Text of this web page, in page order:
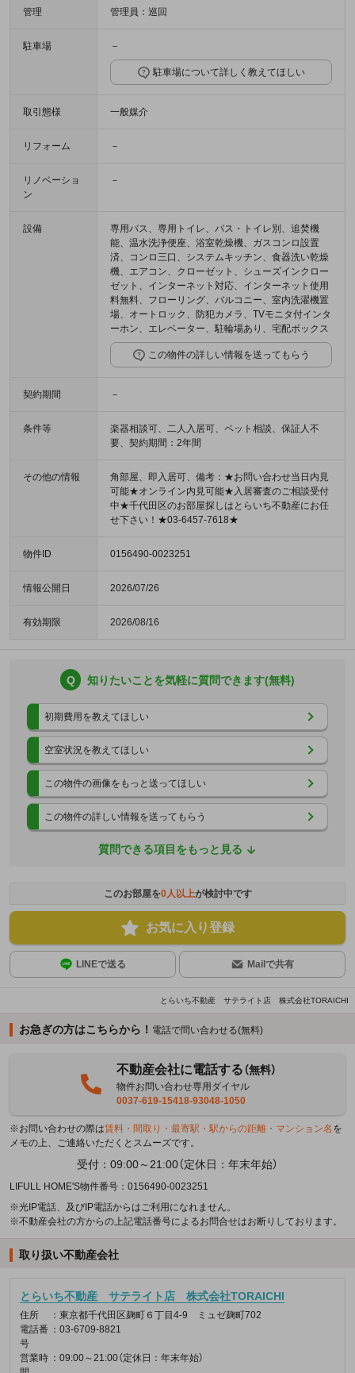
管理 管理員：巡回
駐車場 －
駐車場について詳しく教えてほしい
取引態様 一般媒介
リフォーム －
リノベーショ
ン
－
設備
専用バス、専用トイレ、バス・トイレ別、追焚機
能、温水洗浄便座、浴室乾燥機、ガスコンロ設置
済、コンロ三口、システムキッチン、食器洗い乾燥
機、エアコン、クローゼット、シューズインクロー
ゼット、インターネット対応、インターネット使用
料無料、フローリング、バルコニー、室内洗濯機置
場、オートロック、防犯カメラ、TVモニタ付インタ
ーホン、エレベーター、駐輪場あり、宅配ボックス
この物件の詳しい情報を送ってもらう
契約期間 －
条件等
楽器相談可、二人入居可、ペット相談、保証人不
要、契約期間：2年間
その他の情報
角部屋、即入居可、備考：★お問い合わせ当日内見
可能★オンライン内見可能★入居審査のご相談受付
中★千代田区のお部屋探しはとらいち不動産にお任
せ下さい！★03-6457-7618★
物件ID 0156490-0023251
情報公開日 2026/07/26
有効期限 2026/08/16
Q 知りたいことを気軽に質問できます(無料)
初期費用を教えてほしい
空室状況を教えてほしい
この物件の画像をもっと送ってほしい
この物件の詳しい情報を送ってもらう
質問できる項目をもっと見る
このお部屋を0人以上が検討中です
お気に入り登録
LINEで送る Mailで共有
とらいち不動産 サテライト店 株式会社TORAICHI
お急ぎの方はこちらから！ 電話で問い合わせる(無料)
不動産会社に電話する（無料）
物件お問い合わせ専用ダイヤル
0037-619-15418-93048-1050
※お問い合わせの際は賃料・間取り・最寄駅・駅からの距離・マンション名 を
メモの上、ご連絡いただくとスムーズです。
受付：09:00～21:00（定休日：年末年始）
LIFULL HOME'S物件番号：0156490-0023251
※光IP電話、及びIP電話からはご利用になれません。
※不動産会社の方からの上記電話番号によるお問合せはお断りしております。
取り扱い不動産会社
とらいち不動産 サテライト店 株式会社TORAICHI
住所
：東京都千代田区麹町６丁目4-9 ミュゼ麹町702
電話番
号
：03-6709-8821
営業時 ：09:00～21:00（定休日：年末年始）